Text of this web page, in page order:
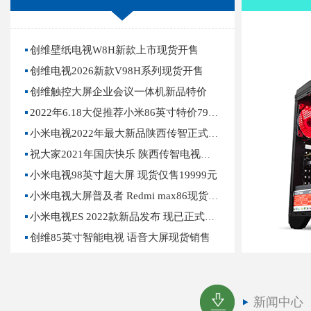
创维壁纸电视W8H新款上市现货开售
创维电视2026新款V98H系列现货开售
创维触控大屏企业会议一体机新品特价
2022年6.18大促推荐小米86英寸特价7999元
小米电视2022年最大新品陕西传智正式开售欢…
祝大家2021年国庆快乐 陕西传智电视特价批发…
小米电视98英寸超大屏 现货仅售19999元
小米电视大屏普及者 Redmi max86现货 仅售8…
小米电视ES 2022款新品发布 现已正式上市销…
创维85英寸智能电视 语音大屏现货销售
新闻中心